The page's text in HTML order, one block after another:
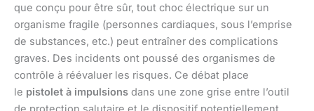
que conçu pour être sûr, tout choc électrique sur un
organisme fragile (personnes cardiaques, sous l’emprise
de substances, etc.) peut entraîner des complications
graves. Des incidents ont poussé des organismes de
contrôle à réévaluer les risques. Ce débat place
le pistolet à impulsions dans une zone grise entre l’outil